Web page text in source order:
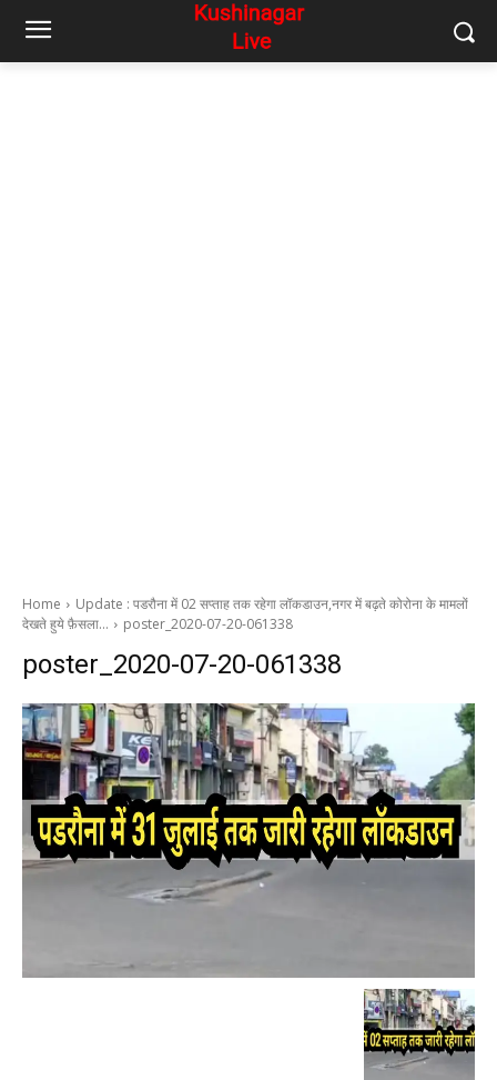
Home
Update : पडरौना में 02 सप्ताह तक रहेगा लॉकडाउन,नगर में बढ़ते कोरोना के मामलों
देखते हुये फ़ैसला…
poster_2020-07-20-061338
poster_2020-07-20-061338